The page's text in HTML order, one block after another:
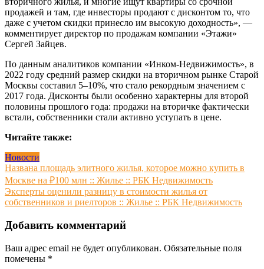
продажей и там, где инвесторы продают с дисконтом то, что
даже с учетом скидки принесло им высокую доходность», —
комментирует директор по продажам компании «Этажи»
Сергей Зайцев.
По данным аналитиков компании «Инком-Недвижимость», в
2022 году средний размер скидки на вторичном рынке Старой
Москвы составил 5–10%, что стало рекордным значением с
2017 года. Дисконты были особенно характерны для второй
половины прошлого года: продажи на вторичке фактически
встали, собственники стали активно уступать в цене.
Читайте также:
Новости
Навигация
по
записям
Названа площадь элитного жилья, которое можно купить в
Москве на ₽100 млн :: Жилье :: РБК Недвижимость
Эксперты оценили разницу в стоимости жилья от
собственников и риелторов :: Жилье :: РБК Недвижимость
Добавить комментарий
Ваш адрес email не будет опубликован. Обязательные поля
помечены *